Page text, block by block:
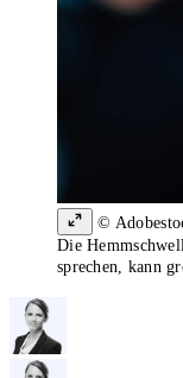
©
Die
sprechen, kann